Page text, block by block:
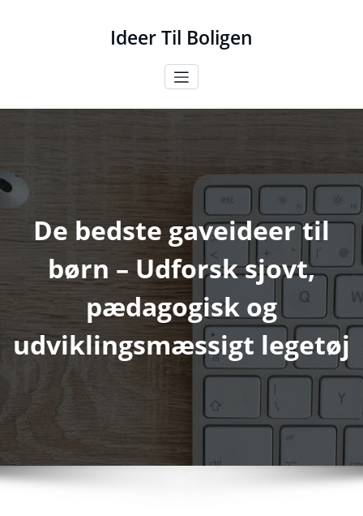
Ideer Til Boligen
De bedste gaveideer til
børn – Udforsk sjovt,
pædagogisk og
udviklingsmæssigt legetøj